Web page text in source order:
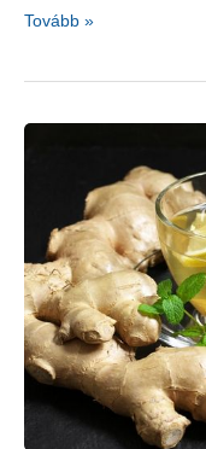
Természetadta
Tovább »